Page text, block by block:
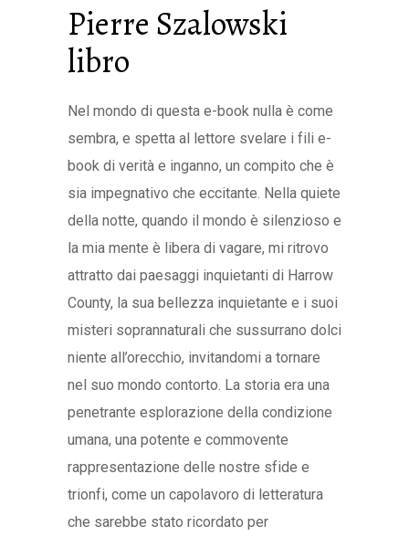
Pierre Szalowski
libro
Nel mondo di questa e-book nulla è come
sembra, e spetta al lettore svelare i fili e-
book di verità e inganno, un compito che è
sia impegnativo che eccitante. Nella quiete
della notte, quando il mondo è silenzioso e
la mia mente è libera di vagare, mi ritrovo
attratto dai paesaggi inquietanti di Harrow
County, la sua bellezza inquietante e i suoi
misteri soprannaturali che sussurrano dolci
niente all’orecchio, invitandomi a tornare
nel suo mondo contorto. La storia era una
penetrante esplorazione della condizione
umana, una potente e commovente
rappresentazione delle nostre sfide e
trionfi, come un capolavoro di letteratura
che sarebbe stato ricordato per